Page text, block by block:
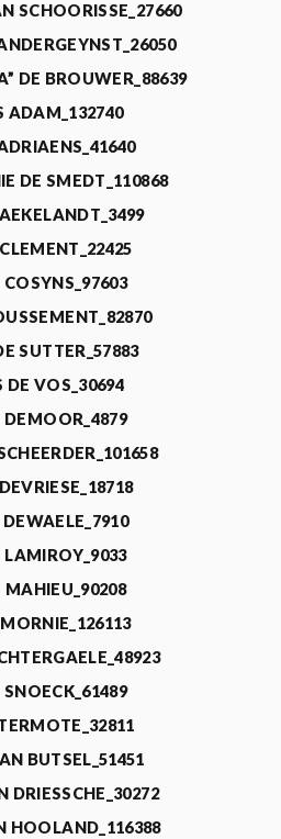
SCHOORISSE_27660
DE BROUWER_88639
ADAM_132740
DE SMEDT_110868
COSYNS_97603
SUTTER_57883
DE VOS_30694
DEMOOR_4879
LAMIROY_9033
MAHIEU_90208
SNOECK_61489
BUTSEL_51451
DRIESSCHE_30272
HOOLAND_116388